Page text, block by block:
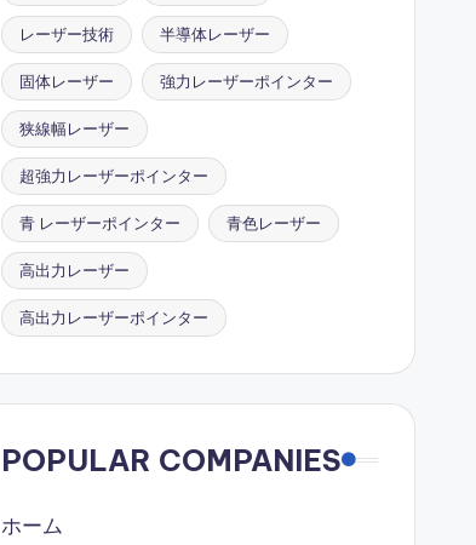
レーザー技術 半導体レーザー
固体レーザー 強力レーザーポインター
狭線幅レーザー
超強力レーザーポインター
青 レーザーポインター 青色レーザー
高出力レーザー
高出力レーザーポインター
POPULAR COMPANIES
ホーム